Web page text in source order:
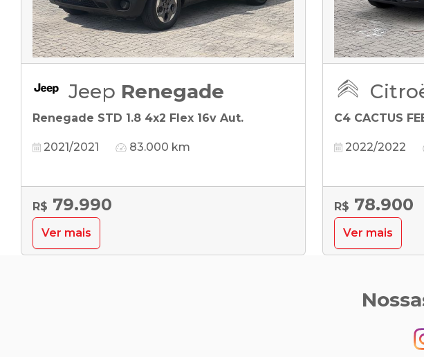
Jeep Renegade
Renegade STD 1.8 4x2 Flex 16v Aut.
2021/2021 83.000 km
R$ 79.990
Ver mais
C4 CACTUS
2022/2022
R$ 78.900
Ver mais